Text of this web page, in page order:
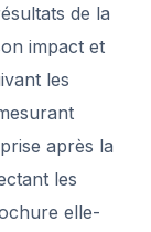
de la
impact et
les
après la
les
elle-